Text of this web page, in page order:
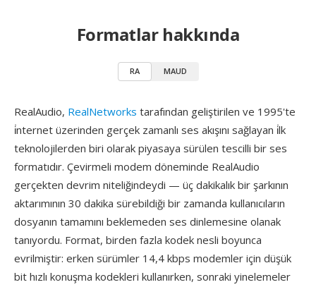
Formatlar hakkında
RA MAUD
RealAudio, RealNetworks tarafından geliştirilen ve 1995'te
i̇nternet üzerinden gerçek zamanlı ses akışını sağlayan i̇lk
teknolojilerden biri olarak piyasaya sürülen tescilli bir ses
formatıdır. Çevirmeli modem döneminde RealAudio
gerçekten devrim niteliğindeydi — üç dakikalık bir şarkının
aktarımının 30 dakika sürebildiği bir zamanda kullanıcıların
dosyanın tamamını beklemeden ses dinlemesine olanak
tanıyordu. Format, birden fazla kodek nesli boyunca
evrilmiştir: erken sürümler 14,4 kbps modemler için düşük
bit hızlı konuşma kodekleri kullanırken, sonraki yinelemeler